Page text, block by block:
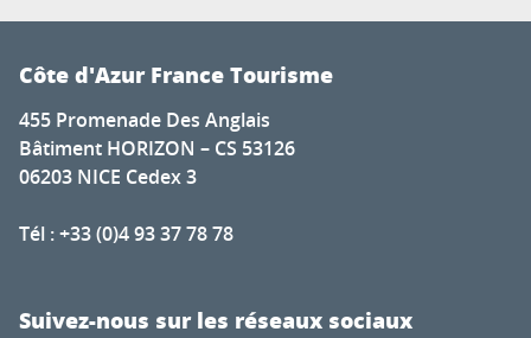
Côte d'Azur France Tourisme
455 Promenade Des Anglais
Bâtiment HORIZON – CS 53126
06203 NICE Cedex 3
Tél : +33 (0)4 93 37 78 78
Suivez-nous sur les réseaux sociaux